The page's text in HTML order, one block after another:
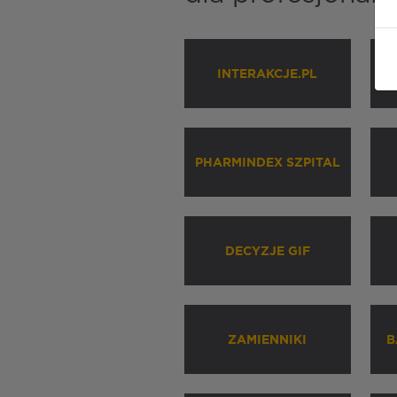
INTERAKCJE.PL
PHARMINDEX SZPITAL
DECYZJE GIF
ZAMIENNIKI